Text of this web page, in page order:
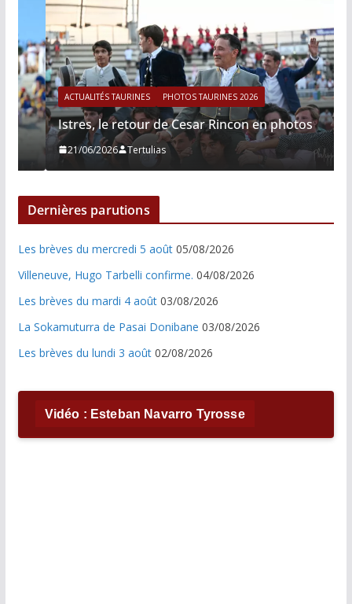
ACTUALITÉS TAURINES PHOTOS TAURINES 2026
Istres, le retour de Cesar Rincon en photos
21/06/2026 Tertulias
Dernières parutions
Les brèves du mercredi 5 août 05/08/2026
Villeneuve, Hugo Tarbelli confirme. 04/08/2026
Les brèves du mardi 4 août 03/08/2026
La Sokamuturra de Pasai Donibane 03/08/2026
Les brèves du lundi 3 août 02/08/2026
Vidéo : Esteban Navarro Tyrosse